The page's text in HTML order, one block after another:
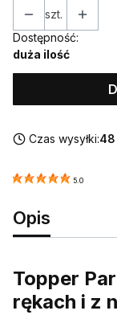
szt.
Dostępność:
duża ilość
Czas wysyłki:48
5.0
Opis
Topper
rękach i z